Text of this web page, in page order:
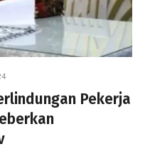
Pekerja